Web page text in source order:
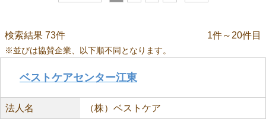
検索結果 73件 1件～20件目
※並びは協賛企業、以下順不同となります。
ベストケアセンター江東
法人名 （株）ベストケア